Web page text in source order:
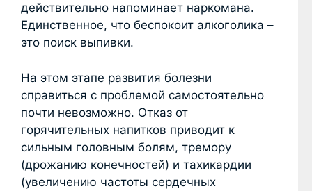
действительно напоминает наркомана.
Единственное, что беспокоит алкоголика –
это поиск выпивки.
На этом этапе развития болезни
справиться с проблемой самостоятельно
почти невозможно. Отказ от
горячительных напитков приводит к
сильным головным болям, тремору
(дрожанию конечностей) и тахикардии
(увеличению частоты сердечных